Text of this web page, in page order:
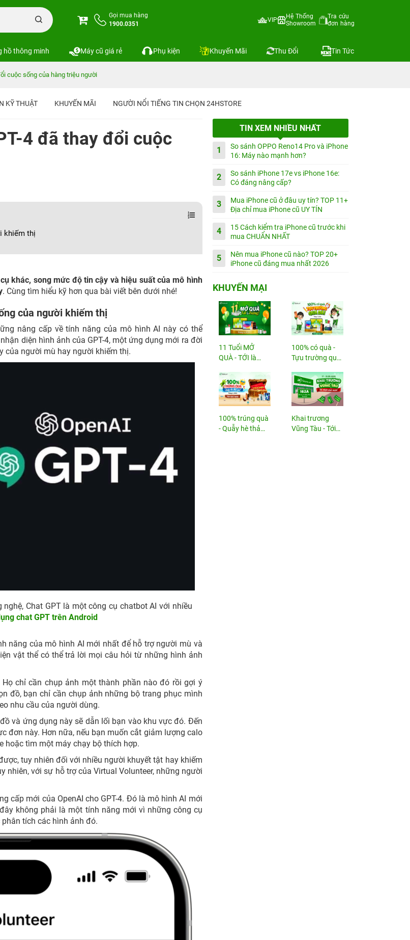
Gọi mua hàng
1900.0351
VIP
Hệ Thống
Showroom
Tra cứu
đơn hàng
hồ thông minh Máy cũ giá rẻ Phụ kiện Khuyến Mãi Thu Đổi Tin Tức
cuộc sống của hàng triệu người
KỸ THUẬT KHUYẾN MÃI NGƯỜI NỔI TIẾNG TIN CHỌN 24HSTORE
4 đã thay đổi cuộc
khiếm thị
khác, song mức độ tin cậy và hiệu suất của mô hình
. Cùng tìm hiểu kỹ hơn qua bài viết bên dưới nhé!
của người khiếm thị
nâng cấp về tính năng của mô hình AI này có thể
diện hình ảnh của GPT-4, một ứng dụng mới ra đời
của người mù hay người khiếm thị.
Chat GPT là một công cụ chatbot AI với nhiều
chat GPT trên Android
năng của mô hình AI mới nhất để hỗ trợ người mù và
vật thể có thể trả lời mọi câu hỏi từ những hình ảnh
chỉ cần chụp ảnh một thành phần nào đó rồi gợi ý
đồ, bạn chỉ cần chụp ảnh những bộ trang phục mình
nhu cầu của người dùng.
và ứng dụng này sẽ dẫn lối bạn vào khu vực đó. Đến
đơn này. Hơn nữa, nếu bạn muốn cắt giảm lượng calo
hoặc tìm một máy chạy bộ thích hợp.
tuy nhiên đối với nhiều người khuyết tật hay khiếm
nhiên, với sự hỗ trợ của Virtual Volunteer, những người
cấp mới của OpenAI cho GPT-4. Đó là mô hình AI mới
không phải là một tính năng mới vì những công cụ
tích các hình ảnh đó.
TIN XEM NHIỀU NHẤT
1
So sánh OPPO Reno14 Pro và iPhone
16: Máy nào mạnh hơn?
2
So sánh iPhone 17e vs iPhone 16e:
Có đáng nâng cấp?
3
Mua iPhone cũ ở đâu uy tín? TOP 11+
Địa chỉ mua iPhone cũ UY TÍN
4
15 Cách kiểm tra iPhone cũ trước khi
mua CHUẨN NHẤT
5
Nên mua iPhone cũ nào? TOP 20+
iPhone cũ đáng mua nhất 2026
KHUYẾN MẠI
11 Tuổi MỞ
QUÀ - TỚI là
100% có quà -
Tựu trường quá
100% trúng quà
- Quẫy hè thả
Khai trương
Vũng Tàu - Tới